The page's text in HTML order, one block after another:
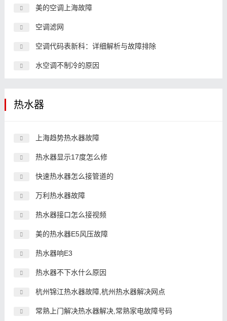
美的空调上海故障
空调滤网
空调代码表新科：详细解析与故障排除
水空调不制冷的原因
热水器
上海趋势热水器故障
热水器显示17度怎么修
快速热水器怎么接管道的
万利热水器故障
热水器接口怎么接视频
美的热水器E5风压故障
热水器响E3
热水器不下水什么原因
杭州锦江热水器故障,杭州热水器解决网点
常熟上门解决热水器解决,常熟家电故障号码